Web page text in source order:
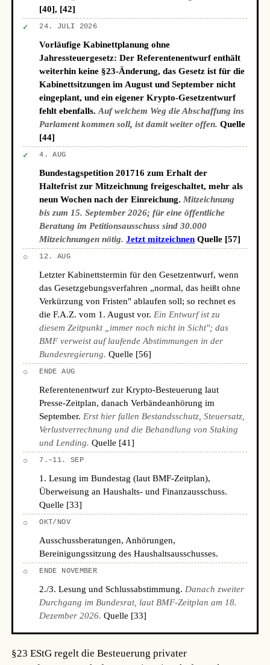
[40], [42]
✓ 24. JULI 2026
Vorläufige Kabinettplanung ohne
Jahressteuergesetz: Der Referentenentwurf enthält
weiterhin keine §23-Änderung, das Gesetz ist für die
Kabinettsitzungen im August und September nicht
eingeplant, und ein eigener Krypto-Gesetzentwurf
fehlt ebenfalls.Auf welchem Weg die Abschaffung ins
Parlament kommen soll, ist damit weiter offen. Quelle
[44]
✓ 4. AUG
Bundestagspetition 201716 zum Erhalt der
Haltefrist zur Mitzeichnung freigeschaltet, mehr als
neun Wochen nach der Einreichung. Mitzeichnung
bis zum 15. September 2026; für eine öffentliche
Beratung im Petitionsausschuss sind 30.000
Mitzeichnungen nötig. Jetzt mitzeichnen Quelle [57]
○ 12. AUG
Letzter Kabinettstermin für den Gesetzentwurf, wenn
das Gesetzgebungsverfahren „normal, das heißt ohne
Verkürzung von Fristen" ablaufen soll; so rechnet es
die F.A.Z. vom 1. August vor. Ein Entwurf ist zu
diesem Zeitpunkt „immer noch nicht in Sicht"; das
BMF verweist auf laufende Abstimmungen in der
Bundesregierung. Quelle [56]
○ ENDE AUG
Referentenentwurf zur Krypto-Besteuerung laut
Presse-Zeitplan, danach Verbändeanhörung im
September. Erst hier fallen Bestandsschutz, Steuersatz,
Verlustverrechnung und die Behandlung von Staking
und Lending. Quelle [41]
○ 7.–11. SEP
1. Lesung im Bundestag (laut BMF-Zeitplan),
Überweisung an Haushalts- und Finanzausschuss.
Quelle [33]
○ OKT/NOV
Ausschussberatungen, Anhörungen,
Bereinigungssitzung des Haushaltsausschusses.
○ ENDE NOVEMBER
2./3. Lesung und Schlussabstimmung. Danach zweiter
Durchgang im Bundesrat, laut BMF-Zeitplan am 18.
Dezember 2026. Quelle [33]
§23 EStG regelt die Besteuerung privater